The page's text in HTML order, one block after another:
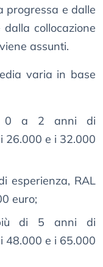
progressa e dalle
collocazione
assunti.
varia in base
a 2 anni di
26.000 e i 32.000
esperienza, RAL
euro;
di 5 anni di
48.000 e i 65.000